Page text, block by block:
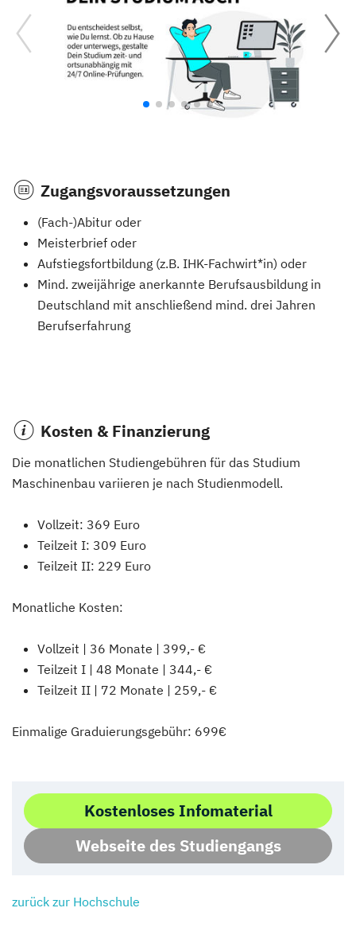
Zugangsvoraussetzungen
(Fach-)Abitur oder
Meisterbrief oder
Aufstiegsfortbildung (z.B. IHK-Fachwirt*in) oder
Mind. zweijährige anerkannte Berufsausbildung in
Deutschland mit anschließend mind. drei Jahren
Berufserfahrung
Kosten & Finanzierung
Die monatlichen Studiengebühren für das Studium
Maschinenbau variieren je nach Studienmodell.
Vollzeit: 369 Euro
Teilzeit I: 309 Euro
Teilzeit II: 229 Euro
Monatliche Kosten:
Vollzeit | 36 Monate | 399,- €
Teilzeit I | 48 Monate | 344,- €
Teilzeit II | 72 Monate | 259,- €
Einmalige Graduierungsgebühr: 699€
Kostenloses Infomaterial
Webseite des Studiengangs
zurück zur Hochschule